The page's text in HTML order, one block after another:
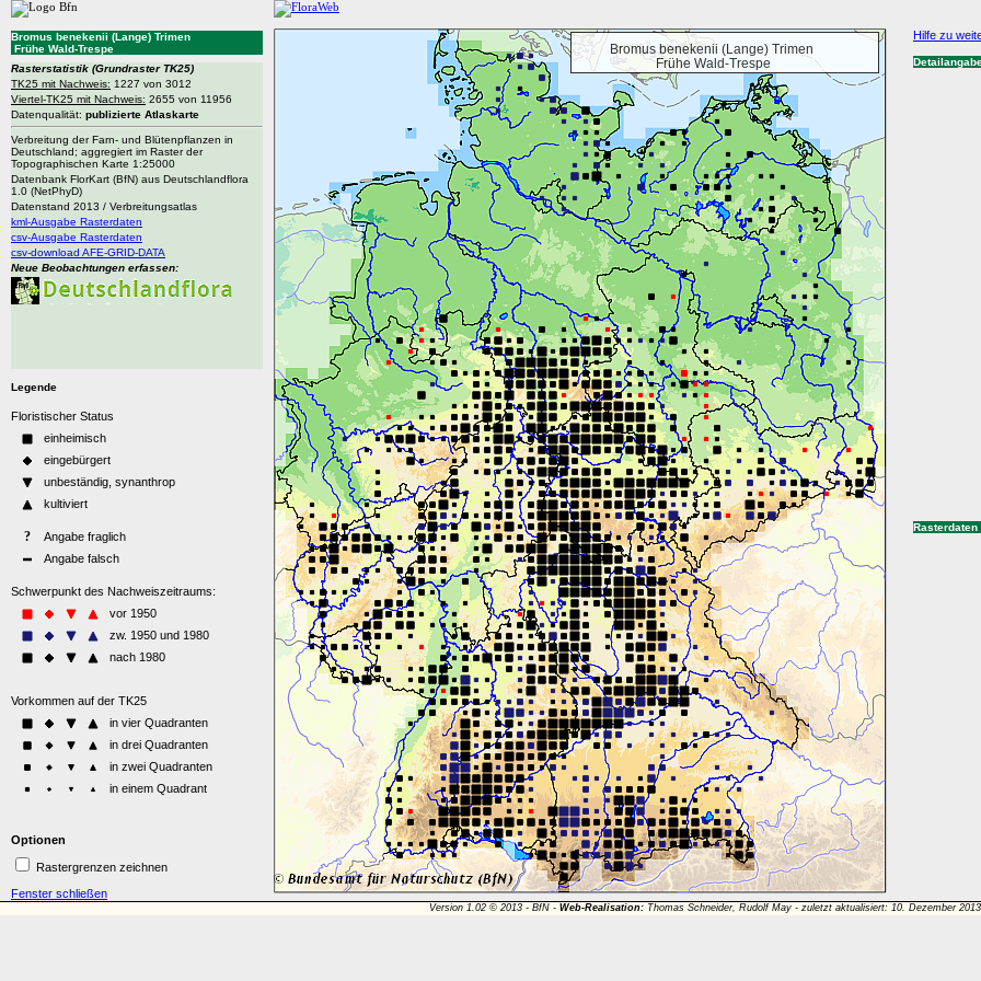
Bromus benekenii (Lange) Trimen
Frühe Wald-Trespe
Rasterdaten
Bromus benekenii (Lange) Trimen
Frühe Wald-Trespe
Rasterstatistik (Grundraster TK25)
TK25 mit Nachweis: 1227 von 3012
Viertel-TK25 mit Nachweis: 2655 von 11956
Datenqualität: publizierte Atlaskarte
Verbreitung der Farn- und Blütenpflanzen in
Deutschland; aggregiert im Raster der
Topographischen Karte 1:25000
Datenbank FlorKart (BfN) aus Deutschlandflora
1.0 (NetPhyD)
Datenstand 2013 / Verbreitungsatlas
kml-Ausgabe Rasterdaten
csv-Ausgabe Rasterdaten
csv-download AFE-GRID-DATA
Neue Beobachtungen erfassen:
Legende
Optionen
Rastergrenzen zeichnen
Fenster schließen
Hilfe zu
Version 1.02 © 2013 - BfN - Web-Realisation: Thomas Schneider, Rudolf May - zuletzt aktualisiert: 10. Dezember